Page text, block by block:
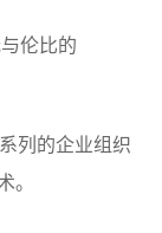
伦比的
列的企业组织
。